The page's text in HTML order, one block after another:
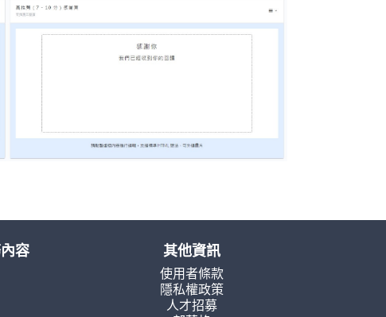
容 其他資訊
使用者條款
隱私權政策
人才招募